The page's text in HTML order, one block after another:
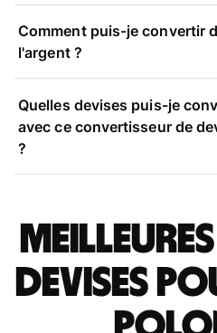
Comment puis-je convertir
l'argent ?
Quelles devises puis-je
avec ce convertisseur de
?
devises